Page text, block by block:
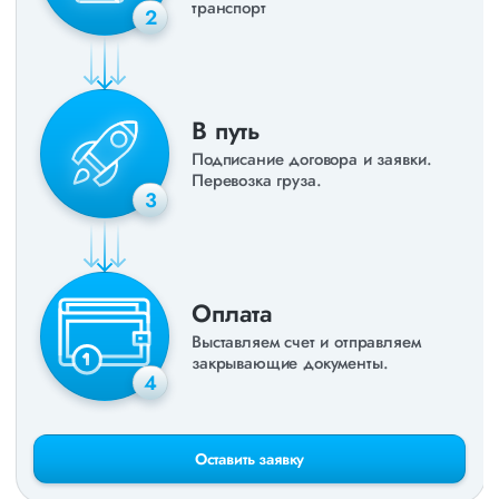
2
транспорт
3
В путь
Подписание договора и заявки.
Перевозка груза.
4
Оплата
Выставляем счет и отправляем
закрывающие документы.
Оставить заявку